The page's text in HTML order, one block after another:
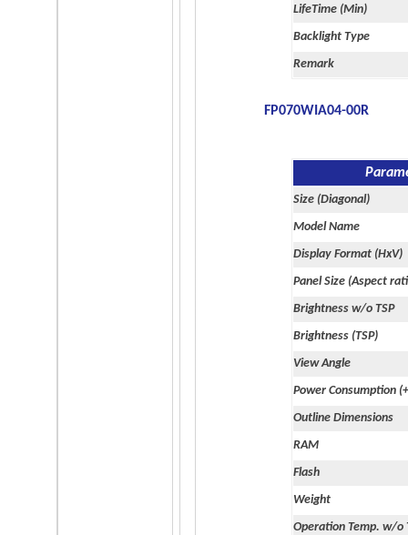
LifeTime (Min)
Backlight Type
Remark
FP070WIA04-00R
Size (Diagonal)
Model Name
Display Format (HxV)
Panel Size (Aspect
Brightness w/o TSP
Brightness (TSP)
View Angle
Power Consumption
Outline Dimensions
RAM
Flash
Weight
Operation Temp. w/o